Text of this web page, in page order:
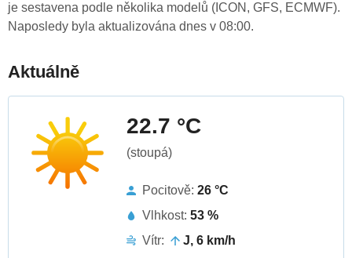
je sestavena podle několika modelů (ICON, GFS, ECMWF).
Naposledy byla aktualizována dnes v 08:00.
Aktuálně
22.7 °C
(stoupá)
Pocitově: 26 °C
Vlhkost: 53 %
Vítr:
J, 6 km/h